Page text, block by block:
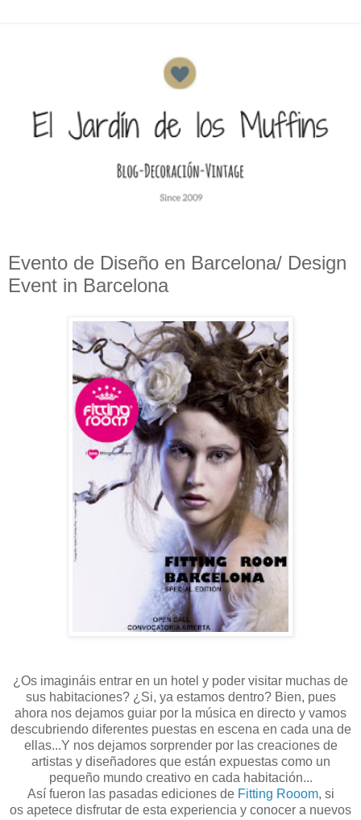
Evento de Diseño en Barcelona/ Design
Event in Barcelona
¿Os imagináis entrar en un hotel y poder visitar muchas de
sus habitaciones? ¿Si, ya estamos dentro? Bien, pues
ahora nos dejamos guiar por la música en directo y vamos
descubriendo diferentes puestas en escena en cada una de
ellas...Y nos dejamos sorprender por las creaciones de
artistas y diseñadores que están expuestas como un
pequeño mundo creativo en cada habitación...
Así fueron las pasadas ediciones deFitting Rooom, si
os apetece disfrutar de esta experiencia y conocer a nuevos